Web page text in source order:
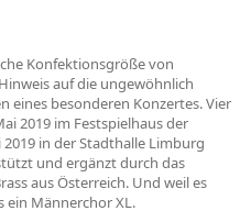
Konfektionsgröße von
auf die ungewöhnlich
eines besonderen Konzertes. Vier
2019 im Festspielhaus der
in der Stadthalle Limburg
und ergänzt durch das
aus Österreich. Und weil es
ein Männerchor XL.